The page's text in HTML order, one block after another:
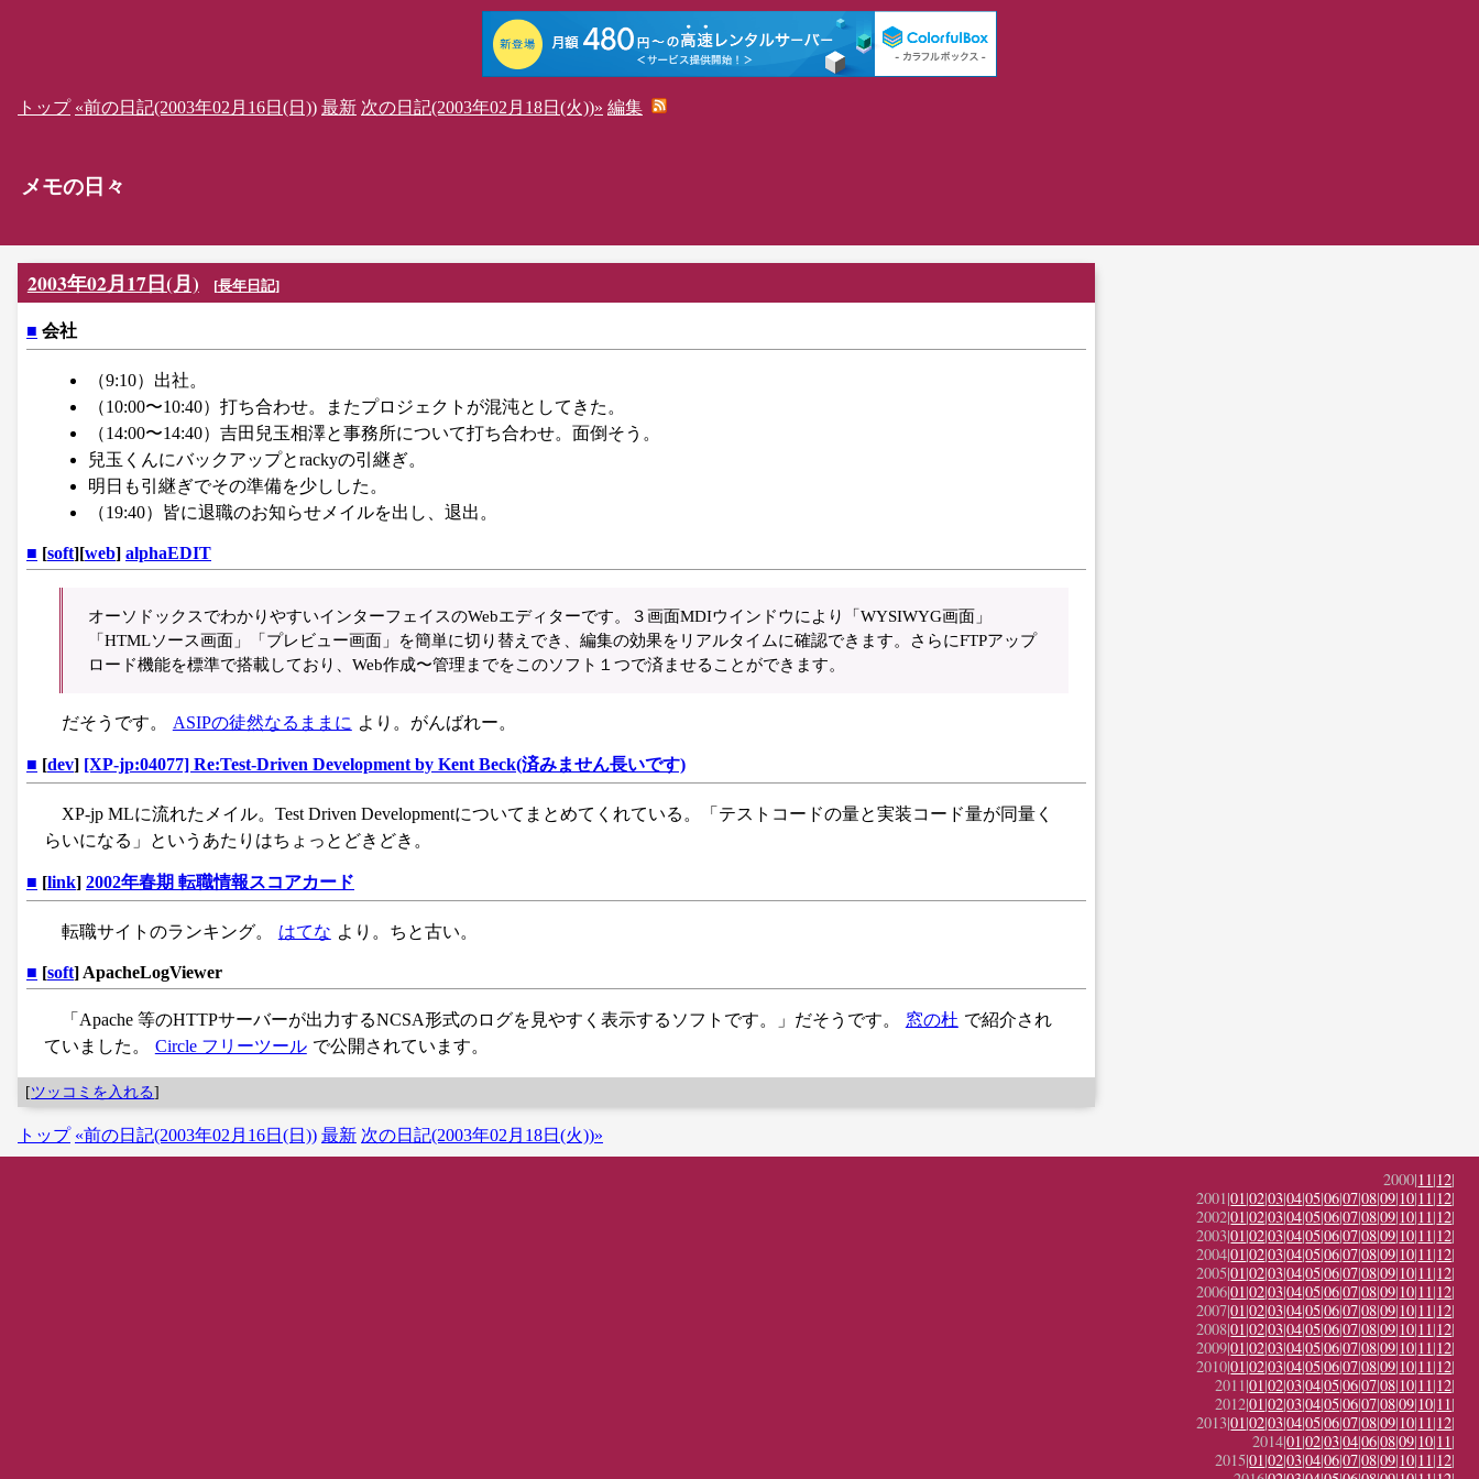
トップ «前の日記(2003年02月16日(日)) 最新 次の日記(2003年02月18日(火))» 編集
メモの日々
2003年02月17日(月) [長年日記]
■ 会社
（9:10）出社。
（10:00〜10:40）打ち合わせ。またプロジェクトが混沌としてきた。
（14:00〜14:40）吉田兒玉相澤と事務所について打ち合わせ。面倒そう。
兒玉くんにバックアップとrackyの引継ぎ。
明日も引継ぎでその準備を少しした。
（19:40）皆に退職のお知らせメイルを出し、退出。
■ [soft][web] alphaEDIT
オーソドックスでわかりやすいインターフェイスのWebエディターです。３画面MDIウインドウにより「WYSIWYG画面」
「HTMLソース画面」「プレビュー画面」を簡単に切り替えでき、編集の効果をリアルタイムに確認できます。さらにFTPアップ
ロード機能を標準で搭載しており、Web作成〜管理までをこのソフト１つで済ませることができます。
だそうです。 ASIPの徒然なるままに より。がんばれー。
■ [dev] [XP-jp:04077] Re:Test-Driven Development by Kent Beck(済みません長いです)
XP-jp MLに流れたメイル。Test Driven Developmentについてまとめてくれている。「テストコードの量と実装コード量が同量く
らいになる」というあたりはちょっとどきどき。
■ [link] 2002年春期 転職情報スコアカード
転職サイトのランキング。 はてな より。ちと古い。
■ [soft] ApacheLogViewer
「Apache 等のHTTPサーバーが出力するNCSA形式のログを見やすく表示するソフトです。」だそうです。 窓の杜 で紹介され
ていました。
Circle フリーツール で公開されています。
[ツッコミを入れる]
トップ «前の日記(2003年02月16日(日)) 最新 次の日記(2003年02月18日(火))»
2000|11|12|
2001|01|02|03|04|05|06|07|08|09|10|11|12|
2002|01|02|03|04|05|06|07|08|09|10|11|12|
2003|01|02|03|04|05|06|07|08|09|10|11|12|
2004|01|02|03|04|05|06|07|08|09|10|11|12|
2005|01|02|03|04|05|06|07|08|09|10|11|12|
2006|01|02|03|04|05|06|07|08|09|10|11|12|
2007|01|02|03|04|05|06|07|08|09|10|11|12|
2008|01|02|03|04|05|06|07|08|09|10|11|12|
2009|01|02|03|04|05|06|07|08|09|10|11|12|
2010|01|02|03|04|05|06|07|08|09|10|11|12|
2011|01|02|03|04|05|06|07|08|10|11|12|
2012|01|02|03|04|05|06|07|08|09|10|11|
2013|01|02|03|04|05|06|07|08|09|10|11|12|
2014|01|02|03|04|06|08|09|10|11|
2015|01|02|03|04|06|07|08|09|10|11|12|